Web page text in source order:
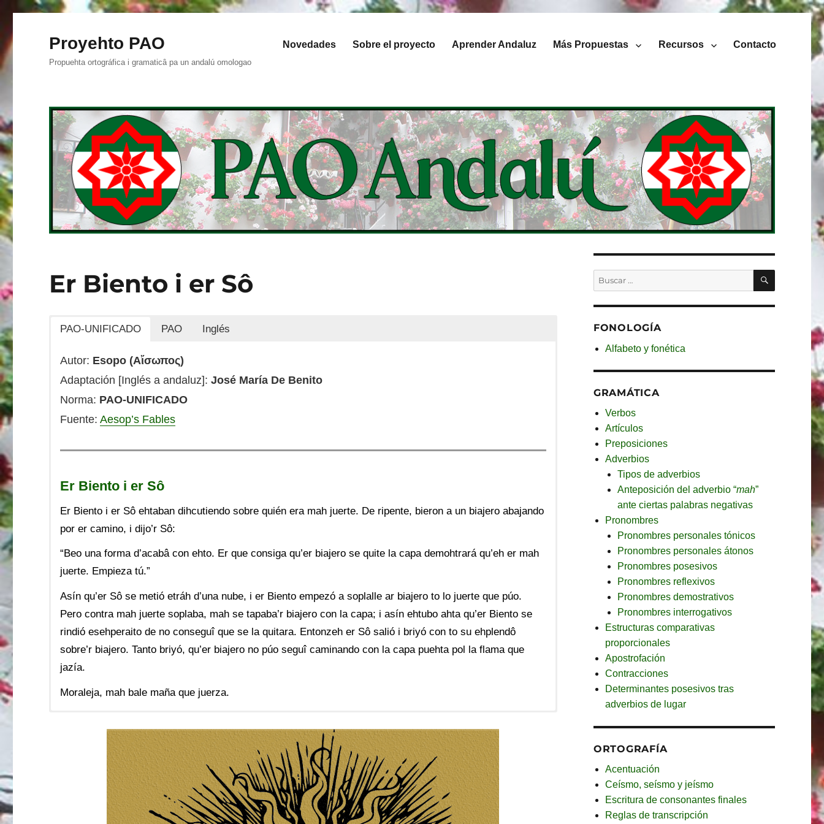
Proyehto PAO
Propuehta ortográfica i gramaticâ pa un andalú omologao
Novedades Sobre el proyecto Aprender Andaluz Más Propuestas Recursos Contacto
Er Biento i er Sô
PAO-UNIFICADO PAO Inglés
Autor: Esopo (Αἴσωπος)
Adaptación [Inglés a andaluz]:José María De Benito
Norma: PAO-UNIFICADO
Fuente:Aesop’s Fables
Er Biento i er Sô
Er Biento i er Sô ehtaban dihcutiendo sobre quién era mah juerte. De ripente, bieron a un biajero abajando
por er camino, i dijo’r Sô:
“Beo una forma d’acabâ con ehto. Er que consiga qu’er biajero se quite la capa demohtrará qu’eh er mah
juerte. Empieza tú.”
Asín qu’er Sô se metió etráh d’una nube, i er Biento empezó a soplalle ar biajero to lo juerte que púo.
Pero contra mah juerte soplaba, mah se tapaba’r biajero con la capa; i asín ehtubo ahta qu’er Biento se
rindió esehperaito de no conseguî que se la quitara. Entonzeh er Sô salió i briyó con to su ehplendô
sobre’r biajero. Tanto briyó, qu’er biajero no púo seguî caminando con la capa puehta pol la flama que
jazía.
Moraleja, mah bale maña que juerza.
Adaptación [Inglés a andaluz]: José María De Benito
PAO
Aesop’s Fables
Traducción [Griego a Inglés]: George Fyler Townsend
Inglés
Aesop’s Fables
BUSCAR
FONOLOGÍA
Alfabeto y fonética
GRAMÁTICA
Verbos
Artículos
Preposiciones
Adverbios
Tipos de adverbios
Anteposición del adverbio “mah”
ante ciertas palabras negativas
Pronombres
Pronombres personales tónicos
Pronombres personales átonos
Pronombres posesivos
Pronombres reflexivos
Pronombres demostrativos
Pronombres interrogativos
Estructuras comparativas
proporcionales
Apostrofación
Contracciones
Determinantes posesivos tras
adverbios de lugar
ORTOGRAFÍA
Acentuación
Ceísmo, seísmo y jeísmo
Escritura de consonantes finales
Reglas de transcripción